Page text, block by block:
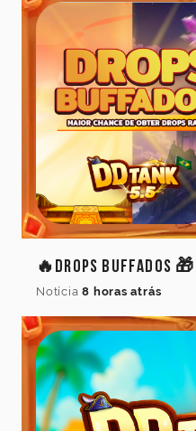
🔥Drops Buffados 🎁
Notícia 8 horas atrás